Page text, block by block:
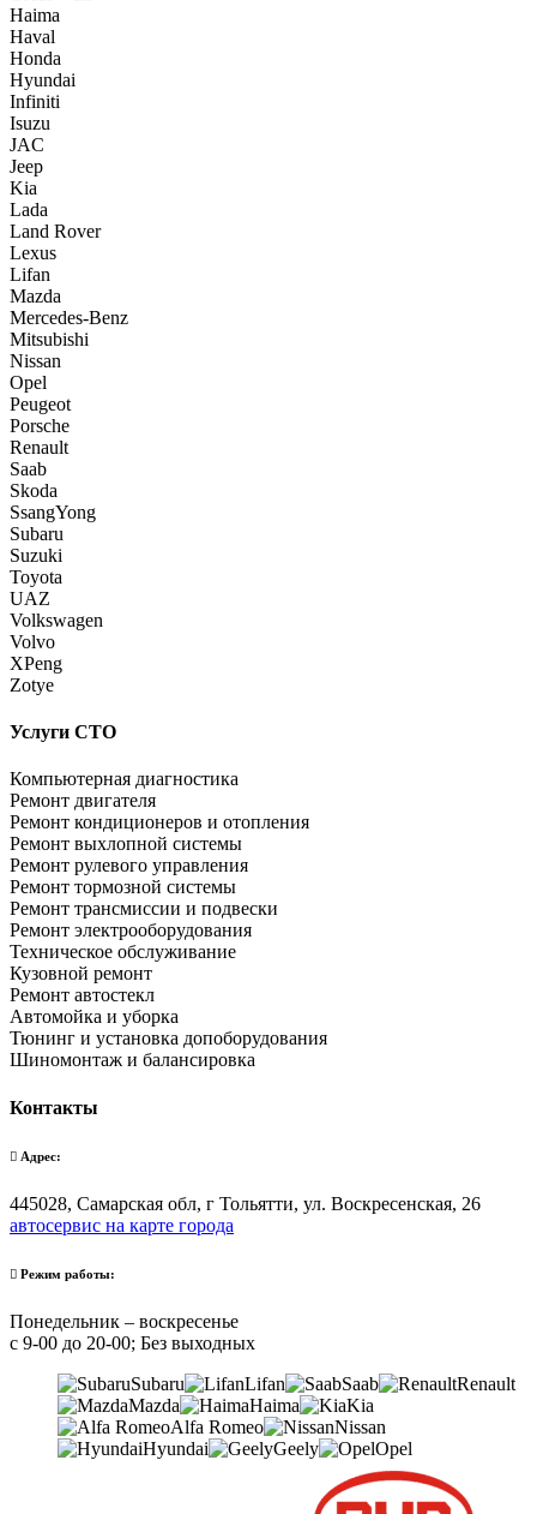
Haima
Haval
Honda
Hyundai
Infiniti
Isuzu
JAC
Jeep
Kia
Lada
Land Rover
Lexus
Lifan
Mazda
Mercedes-Benz
Mitsubishi
Nissan
Opel
Peugeot
Porsche
Renault
Saab
Skoda
SsangYong
Subaru
Suzuki
Toyota
UAZ
Volkswagen
Volvo
XPeng
Zotye
Услуги СТО
Компьютерная диагностика
Ремонт двигателя
Ремонт кондиционеров и отопления
Ремонт выхлопной системы
Ремонт рулевого управления
Ремонт тормозной системы
Ремонт трансмиссии и подвески
Ремонт электрооборудования
Техническое обслуживание
Кузовной ремонт
Ремонт автостекл
Автомойка и уборка
Тюнинг и установка допоборудования
Шиномонтаж и балансировка
Контакты
Адрес:
445028, Самарская обл, г Тольятти, ул. Воскресенская, 26
автосервис на карте города
Режим работы:
Понедельник – воскресенье
с 9-00 до 20-00; Без выходных
Subaru
Lifan Saab
Renault
Mazda
Haima
Kia
Alfa Romeo
Nissan
Hyundai
Geely Opel